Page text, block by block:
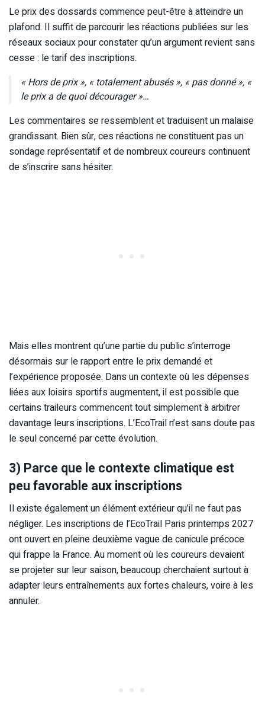
Le prix des dossards commence peut-être à atteindre un
plafond. Il suffit de parcourir les réactions publiées sur les
réseaux sociaux pour constater qu’un argument revient sans
cesse : le tarif des inscriptions.
« Hors de prix », « totalement abusés », « pas donné », «
le prix a de quoi décourager »…
Les commentaires se ressemblent et traduisent un malaise
grandissant. Bien sûr, ces réactions ne constituent pas un
sondage représentatif et de nombreux coureurs continuent
de s’inscrire sans hésiter.
Mais elles montrent qu’une partie du public s’interroge
désormais sur le rapport entre le prix demandé et
l’expérience proposée. Dans un contexte où les dépenses
liées aux loisirs sportifs augmentent, il est possible que
certains traileurs commencent tout simplement à arbitrer
davantage leurs inscriptions. L’EcoTrail n’est sans doute pas
le seul concerné par cette évolution.
3) Parce que le contexte climatique est
peu favorable aux inscriptions
Il existe également un élément extérieur qu’il ne faut pas
négliger. Les inscriptions de l’EcoTrail Paris printemps 2027
ont ouvert en pleine deuxième vague de canicule précoce
qui frappe la France. Au moment où les coureurs devaient
se projeter sur leur saison, beaucoup cherchaient surtout à
adapter leurs entraînements aux fortes chaleurs, voire à les
annuler.